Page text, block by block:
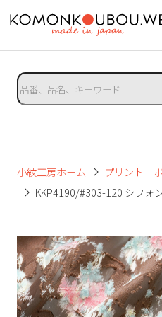
小紋工房ホーム
プリント｜
KKP4190/#303-120 シフォ